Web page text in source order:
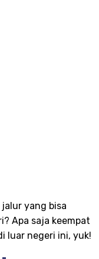
yang bisa
Apa saja keempat
luar negeri ini, yuk!